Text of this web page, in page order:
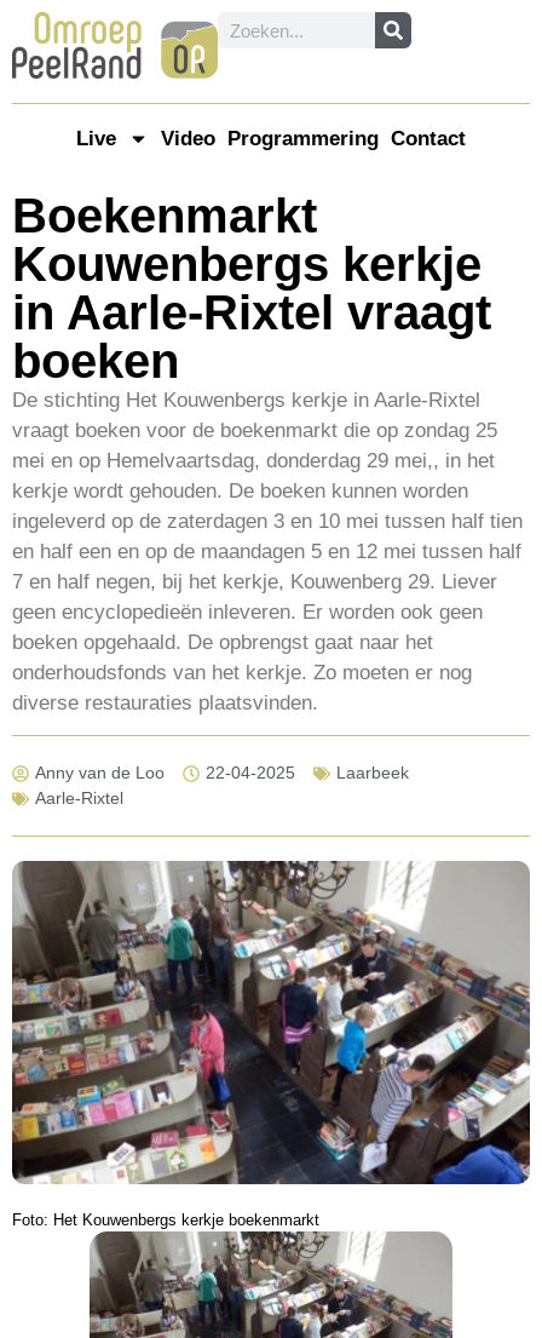
Live Video Programmering Contact
Boekenmarkt
Kouwenbergs kerkje
in Aarle-Rixtel vraagt
boeken
De stichting Het Kouwenbergs kerkje in Aarle-Rixtel
vraagt boeken voor de boekenmarkt die op zondag 25
mei en op Hemelvaartsdag, donderdag 29 mei,, in het
kerkje wordt gehouden. De boeken kunnen worden
ingeleverd op de zaterdagen 3 en 10 mei tussen half tien
en half een en op de maandagen 5 en 12 mei tussen half
7 en half negen, bij het kerkje, Kouwenberg 29. Liever
geen encyclopedieën inleveren. Er worden ook geen
boeken opgehaald. De opbrengst gaat naar het
onderhoudsfonds van het kerkje. Zo moeten er nog
diverse restauraties plaatsvinden.
Anny van de Loo 22-04-2025
Laarbeek
Aarle-Rixtel
Foto: Het Kouwenbergs kerkje boekenmarkt